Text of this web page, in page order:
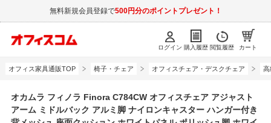
無料新規会員登録で500円分のポイントプレゼント！
ログイン 購入履歴 閲覧履歴 カート
オフィス家具通販TOP 椅子・チェア オフィスチェア・デスクチェア 高
オカムラ フィノラ Finora C784CW オフィスチェア アジャスト
アーム ミドルバック アルミ脚 ナイロンキャスター ハンガー付き